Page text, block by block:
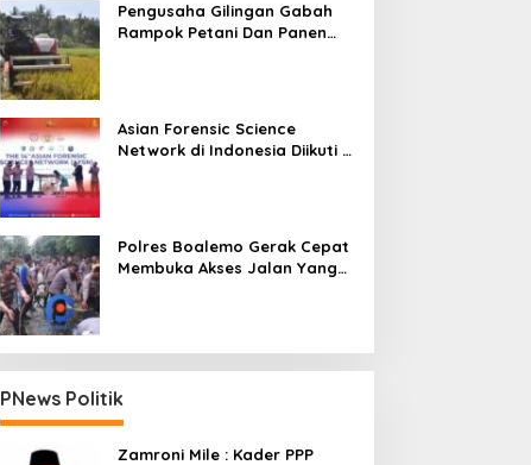
Pengusaha Gilingan Gabah
Rampok Petani Dan Panen
Asian Forensic Science
Network di Indonesia Diikuti 17
Polres Boalemo Gerak Cepat
Membuka Akses Jalan Yang
PNews Politik
Zamroni Mile : Kader PPP